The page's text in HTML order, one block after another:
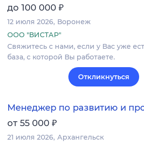
до 100 000 ₽
12 июля 2026 Воронеж
ООО "ВИСТАР"
Свяжитесь с нами, если у Вас уже
база, с которой Вы работаете.
Откликнуться
Менеджер по развитию и
от 55 000 ₽
21 июля 2026 Архангельск